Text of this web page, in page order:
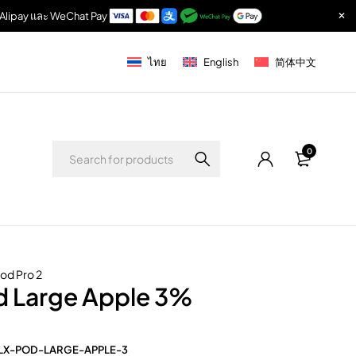
และ WeChat Pay
ไทย English 简体中文
0
Pro 2
Large Apple 3%
POD-LARGE-APPLE-3